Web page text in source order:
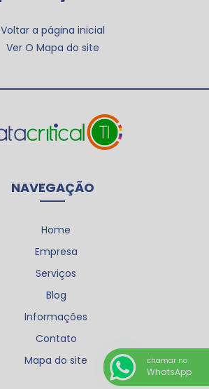
Voltar a página inicial
Ver O Mapa do site
NAVEGAÇÃO
Home
Empresa
Serviços
Blog
Informações
Contato
Mapa do site
chamar no
WhatsApp